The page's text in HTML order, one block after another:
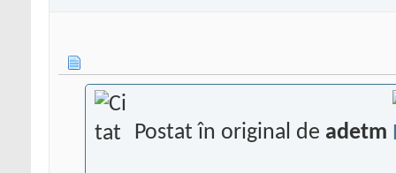
Postat în original de adetm